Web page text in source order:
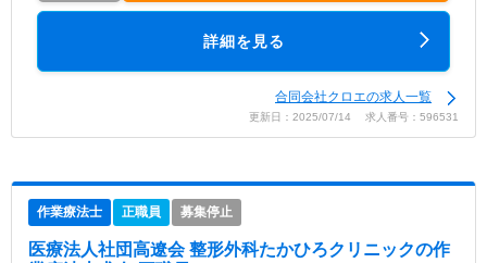
詳細を見る
合同会社クロエの求人一覧
更新日：2025/07/14 求人番号：596531
作業療法士 正職員 募集停止
医療法人社団高遼会 整形外科たかひろクリニックの作